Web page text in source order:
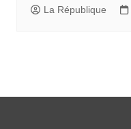
La République